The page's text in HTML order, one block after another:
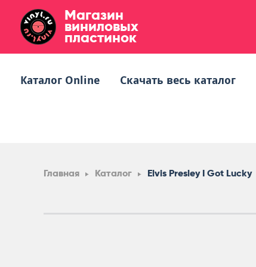
Магазин
виниловых
пластинок
Каталог Online Скачать весь каталог
Главная Каталог Elvis Presley I Got Lucky